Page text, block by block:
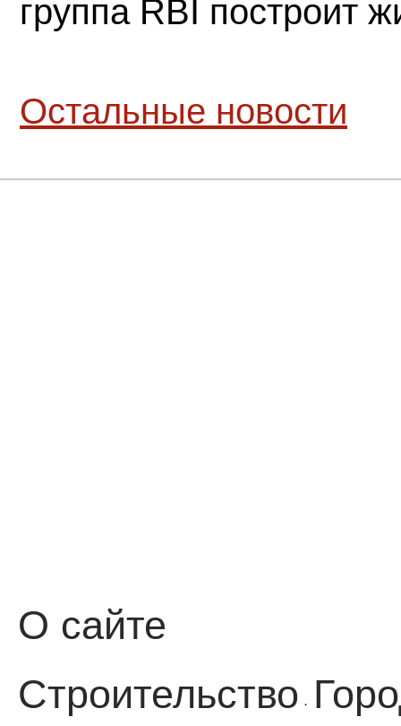
группа RBI построит
Остальные новости
О сайте
Строительство ·